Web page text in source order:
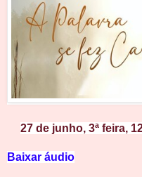
27 de junho, 3ª feira,
Baixar áudio